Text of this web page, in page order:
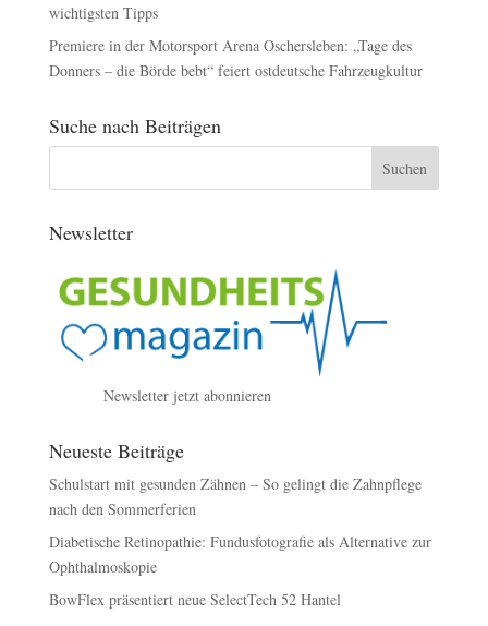
wichtigsten Tipps
Premiere in der Motorsport Arena Oschersleben: „Tage des
Donners – die Börde bebt“ feiert ostdeutsche Fahrzeugkultur
Suche nach Beiträgen
Newsletter
Newsletter jetzt abonnieren
Neueste Beiträge
Schulstart mit gesunden Zähnen – So gelingt die Zahnpflege
nach den Sommerferien
Diabetische Retinopathie: Fundusfotografie als Alternative zur
Ophthalmoskopie
BowFlex präsentiert neue SelectTech 52 Hantel